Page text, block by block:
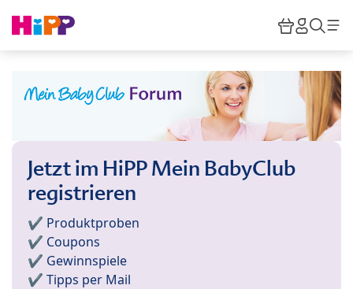
HiPP
Jetzt im HiPP Mein BabyClub
registrieren
✔️ Produktproben
✔️ Coupons
✔️ Gewinnspiele
✔️ Tipps per Mail